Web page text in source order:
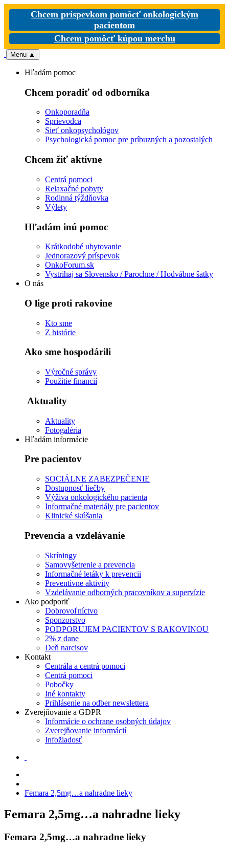
Chcem príspevkom pomôcť onkologickým
pacientom
Chcem pomôcť kúpou merchu
Menu ▲
Hľadám pomoc
Chcem poradiť od odborníka
Onkoporadňa
Sprievodca
Sieť onkopsychológov
Psychologická pomoc pre príbuzných a pozostalých
Chcem žiť aktívne
Centrá pomoci
Relaxačné pobyty
Rodinná týždňovka
Výlety
Hľadám inú pomoc
Krátkodobé ubytovanie
Jednorazový príspevok
OnkoForum.sk
Vystrihaj sa Slovensko / Parochne / Hodvábne šatky
O nás
O lige proti rakovine
Kto sme
Z histórie
Ako sme hospodárili
Výročné správy
Použitie financií
Aktuality
Aktuality
Fotogaléria
Hľadám informácie
Pre pacientov
SOCIÁLNE ZABEZPEČENIE
Dostupnosť liečby
Výživa onkologického pacienta
Informačné materiály pre pacientov
Klinické skúšania
Prevencia a vzdelávanie
Skríningy
Samovyšetrenie a prevencia
Informačné letáky k prevencii
Preventívne aktivity
Vzdelávanie odborných pracovníkov a supervízie
Ako podporiť
Dobrovoľníctvo
Sponzorstvo
PODPORUJEM PACIENTOV S RAKOVINOU
2% z dane
Deň narcisov
Kontakt
Centrála a centrá pomoci
Centrá pomoci
Pobočky
Iné kontakty
Prihlásenie na odber newslettera
Zverejňovanie a GDPR
Informácie o ochrane osobných údajov
Zverejňovanie informácií
Infožiadosť
Femara 2,5mg…a nahradne lieky
Femara 2,5mg…a nahradne lieky
Femara 2,5mg…a nahradne lieky